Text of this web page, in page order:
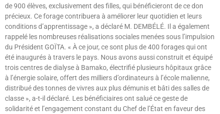
de 900 élèves, exclusivement des filles, qui bénéficieront de ce don
précieux. Ce forage contribuera à améliorer leur quotidien et leurs
conditions d’apprentissage », a déclaré M. DEMBÉLÉ. Il a également
rappelé les nombreuses réalisations sociales menées sous l’impulsion
du Président GOÏTA. « À ce jour, ce sont plus de 400 forages qui ont
été inaugurés à travers le pays. Nous avons aussi construit et équipé
trois centres de dialyse à Bamako, électrifié plusieurs hôpitaux grâce
à l’énergie solaire, offert des milliers d’ordinateurs à l’école malienne,
distribué des tonnes de vivres aux plus démunis et bâti des salles de
classe », a-t-il déclaré. Les bénéficiaires ont salué ce geste de
solidarité et l’engagement constant du Chef de l’État en faveur des